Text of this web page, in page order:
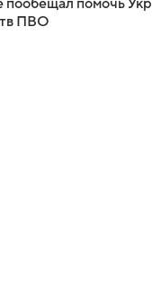
пообещал помочь
ПВО